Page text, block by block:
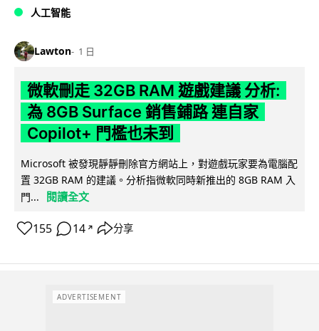
人工智能
Lawton 1 日
微軟刪走 32GB RAM 遊戲建議 分析:
為 8GB Surface 銷售鋪路 連自家
Copilot+ 門檻也未到
Microsoft 被發現靜靜刪除官方網站上，對遊戲玩家要為電腦配
置 32GB RAM 的建議。分析指微軟同時新推出的 8GB RAM 入
門...
閱讀全文
155 14 ↗ 分享
ADVERTISEMENT